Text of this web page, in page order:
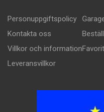
Personuppgiftspolicy
Kontakta oss
Villkor och information
Leveransvillkor